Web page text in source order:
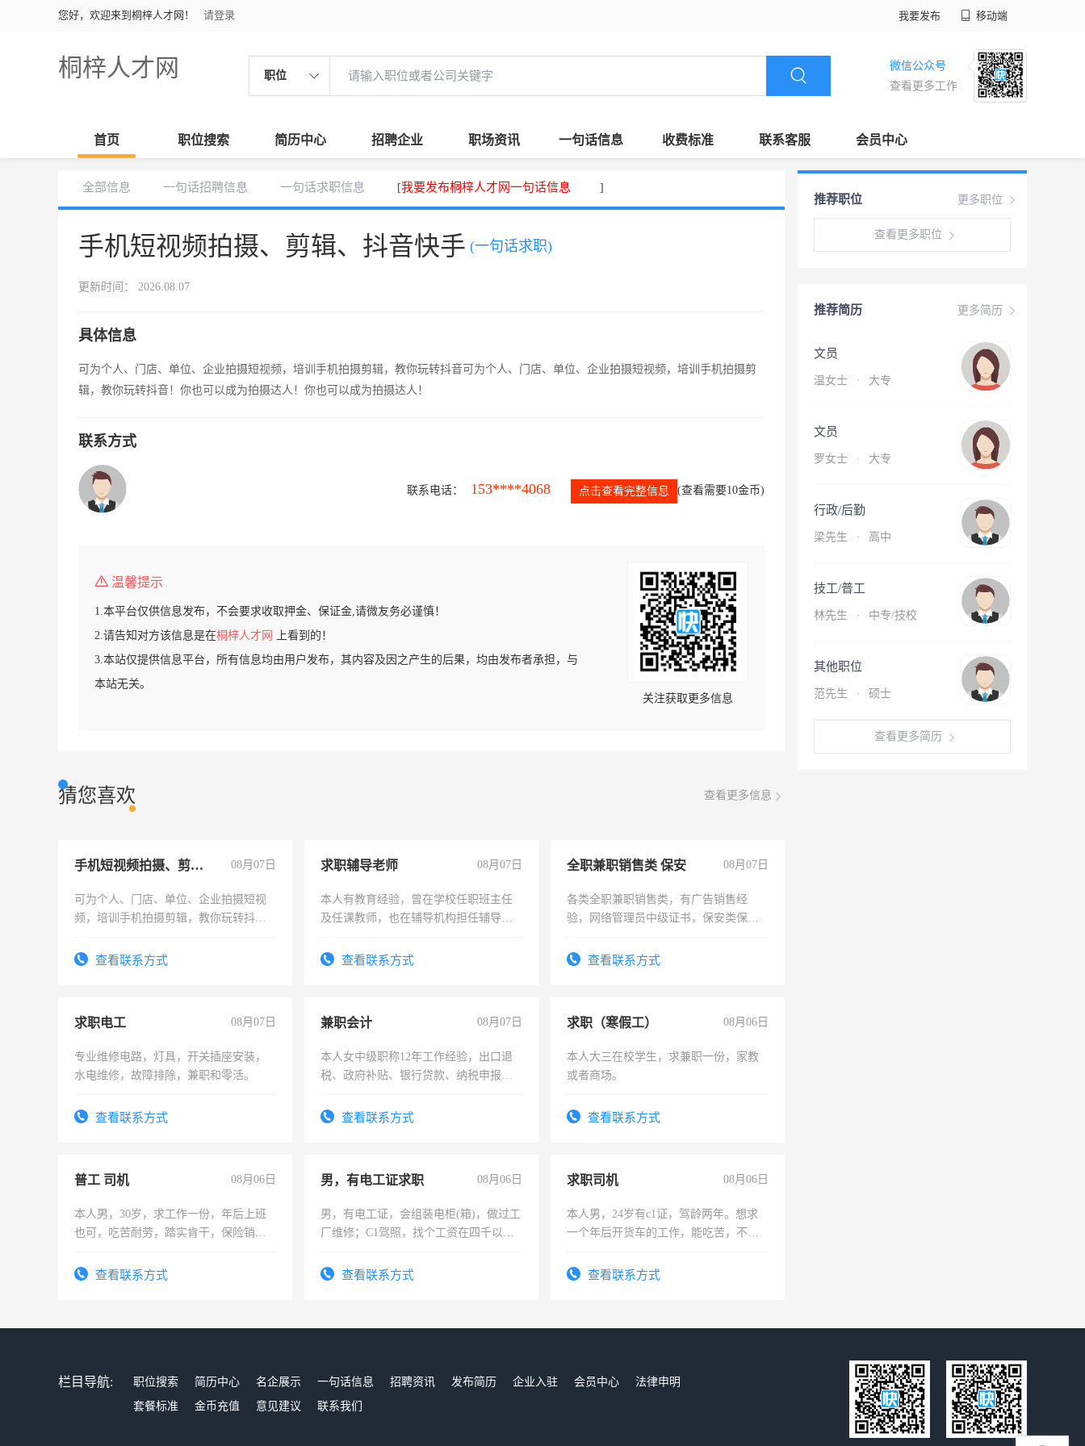
您好，欢迎来到桐梓人才网！ 请登录 我要发布 移动端
桐梓人才网 职位
微信公众号
查看更多工作
首页 职位搜索 简历中心 招聘企业 职场资讯 一句话信息 收费标准 联系客服 会员中心
全部信息 一句话招聘信息 一句话求职信息 [我要发布桐梓人才网一句话信息 ]
手机短视频拍摄、剪辑、抖音快手 (一句话求职)
更新时间： 2026.08.07
具体信息
可为个人、门店、单位、企业拍摄短视频，培训手机拍摄剪辑，教你玩转抖音可为个人、门店、单位、企业拍摄短视频，培训手机拍摄剪
辑，教你玩转抖音！你也可以成为拍摄达人！你也可以成为拍摄达人！
联系方式
联系电话： 153****4068 点击查看完整信息 (查看需要10金币)
温馨提示
1.本平台仅供信息发布，不会要求收取押金、保证金,请微友务必谨慎！
2.请告知对方该信息是在桐梓人才网
上看到的！
3.本站仅提供信息平台，所有信息均由用户发布，其内容及因之产生的后果，均由发布者承担，与
本站无关。
关注获取更多信息
猜您喜欢 查看更多信息
手机短视频拍摄、剪辑、抖音快手 08月07日
可为个人、门店、单位、企业拍摄短视
频，培训手机拍摄剪辑，教你玩转抖音
频，培训手机拍摄剪辑，教你玩转抖
查看联系方式
求职辅导老师 08月07日
本人有教育经验，曾在学校任职班主任
及任课教师，也在辅导机构担任辅导教
查看联系方式
全职兼职销售类 保安 08月07日
各类全职兼职销售类，有广告销售经
验，网络管理员中级证书，保安类保安
有高低压电工证和十几年工作经验
查看联系方式
求职电工 08月07日
专业维修电路，灯具，开关插座安装，
水电维修，故障排除，兼职和零活。
查看联系方式
兼职会计 08月07日
本人女中级职称12年工作经验，出口退
税、政府补贴、银行贷款、纳税申报、
务，财务咨询等业务。欲求兼职会计工
查看联系方式
求职（寒假工） 08月06日
本人大三在校学生，求兼职一份，家教
或者商场。
查看联系方式
普工 司机 08月06日
本人男，30岁，求工作一份，年后上班
也可，吃苦耐劳，踏实肯干，保险销售
查看联系方式
男，有电工证求职 08月06日
男，有电工证，会组装电柜(箱)，做过工
厂维修；C1驾照，找个工资在四千以
电话查看联系方式
求职司机 08月06日
本人男，24岁有c1证，驾龄两年。想求
一个年后开货车的工作，能吃苦，不怕
查看联系方式
更多职位
推荐职位
查看更多职位
更多简历
推荐简历
文员
温女士 · 大专
文员
罗女士 · 大专
行政/后勤
梁先生 · 高中
技工/普工
林先生 · 中专/技校
其他职位
范先生 · 硕士
查看更多简历
栏目导航: 职位搜索 简历中心 名企展示 一句话信息 招聘资讯 发布简历 企业入驻 会员中心
法律申明
套餐标准
金币充值 意见建议 联系我们